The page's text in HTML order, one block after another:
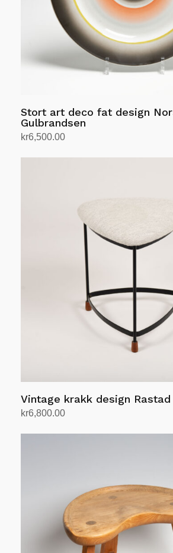
Stort art deco fat design
Gulbrandsen
kr6,500.00
Vintage krakk design Rastad
kr6,800.00